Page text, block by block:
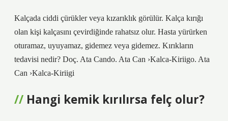
Kalçada ciddi çürükler veya kızarıklık görülür. Kalça kırığı
olan kişi kalçasını çevirdiğinde rahatsız olur. Hasta yürürken
oturamaz, uyuyamaz, gidemez veya gidemez. Kırıkların
tedavisi nedir? Doç. Ata Cando. Ata Can ›Kalca-Kiriigo. Ata
Can ›Kalca-Kiriigi
Hangi kemik kırılırsa felç olur?